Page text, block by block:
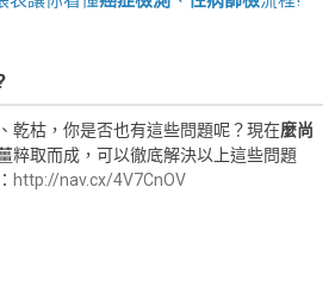
乾枯，你是否也有這些問題呢？現在麼尚
粹取而成，可以徹底解決以上這些問題
http://nav.cx/4V7CnOV